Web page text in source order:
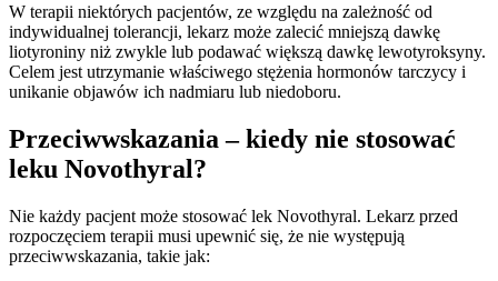
W terapii niektórych pacjentów, ze względu na zależność od
indywidualnej tolerancji, lekarz może zalecić mniejszą dawkę
liotyroniny niż zwykle lub podawać większą dawkę lewotyroksyny.
Celem jest utrzymanie właściwego stężenia hormonów tarczycy i
unikanie objawów ich nadmiaru lub niedoboru.
Przeciwwskazania – kiedy nie stosować
leku Novothyral?
Nie każdy pacjent może stosować lek Novothyral. Lekarz przed
rozpoczęciem terapii musi upewnić się, że nie występują
przeciwwskazania, takie jak: